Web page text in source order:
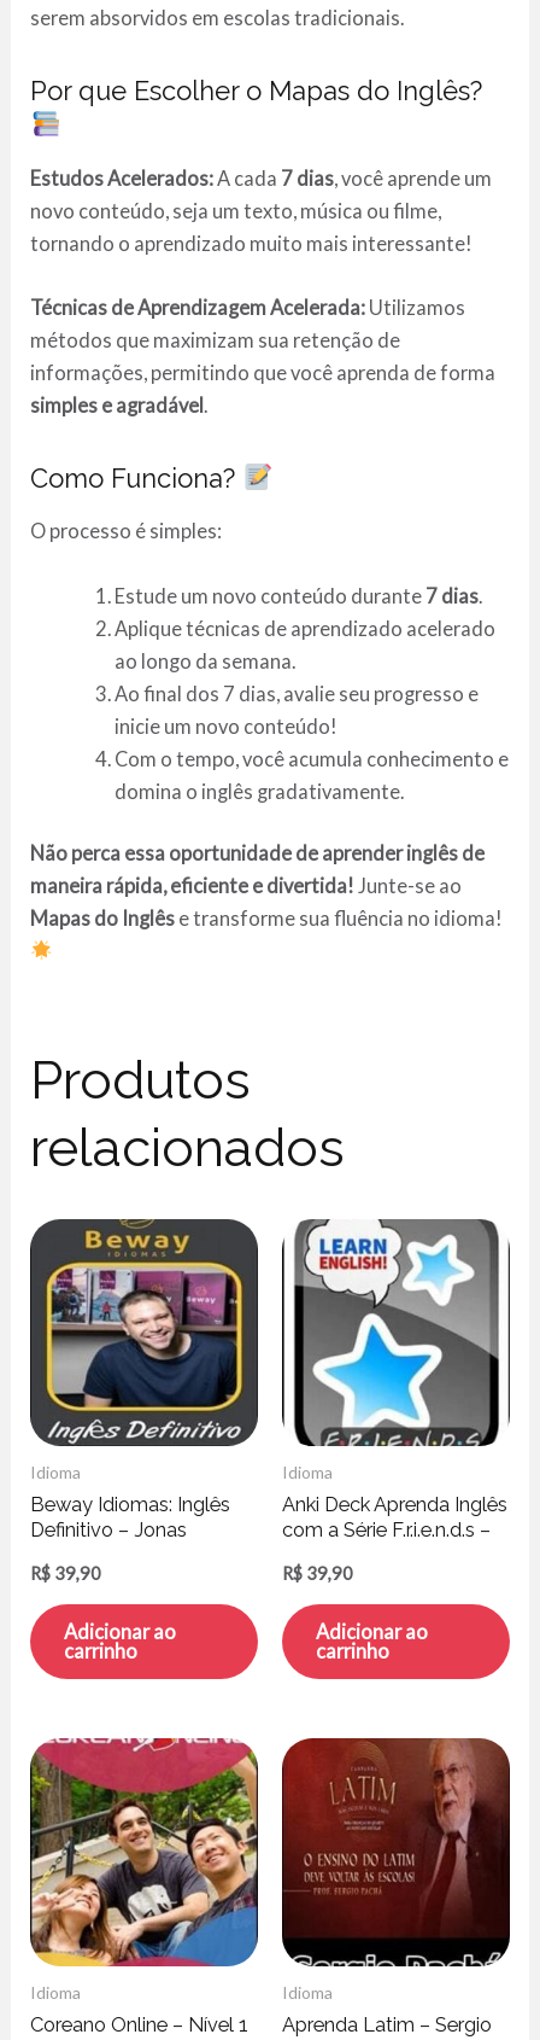
serem absorvidos em escolas tradicionais.
Por que Escolher o Mapas do Inglês?
Estudos Acelerados: A cada 7 dias , você aprende um
novo conteúdo, seja um texto, música ou filme,
tornando o aprendizado muito mais interessante!
Técnicas de Aprendizagem Acelerada: Utilizamos
métodos que maximizam sua retenção de
informações, permitindo que você aprenda de forma
simples e agradável.
Como Funciona?
O processo é simples:
Estude um novo conteúdo durante 7 dias.
Aplique técnicas de aprendizado acelerado
ao longo da semana.
Ao final dos 7 dias, avalie seu progresso e
inicie um novo conteúdo!
Com o tempo, você acumula conhecimento e
domina o inglês gradativamente.
Não perca essa oportunidade de aprender inglês de
maneira rápida, eficiente e divertida! Junte-se ao
Mapas do Inglês e transforme sua fluência no idioma!
Produtos
relacionados
Idioma
Beway Idiomas: Inglês
Definitivo – Jonas
R$ 39,90
Adicionar ao
carrinho
Idioma
Anki Deck Aprenda Inglês
com a Série F.r.i.e.n.d.s –
R$ 39,90
Adicionar ao
carrinho
Idioma
Coreano Online – Nível 1
Idioma
Aprenda Latim – Sergio